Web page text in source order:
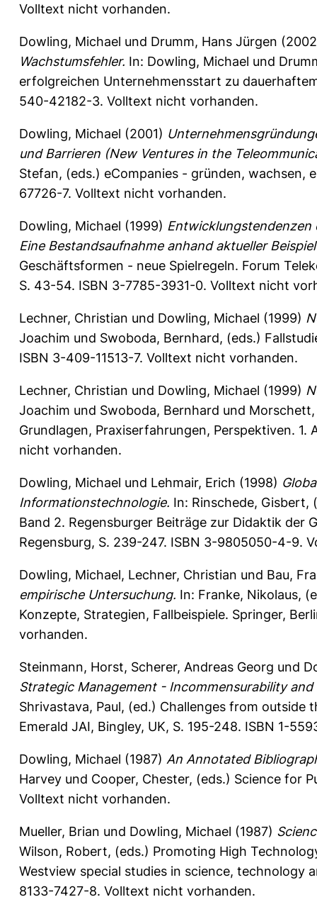
Volltext nicht vorhanden.
Dowling, Michael und Drumm, Hans Jürgen
Wachstumsfehler. In: Dowling, Michael und
erfolgreichen Unternehmensstart zu
540-42182-3. Volltext nicht vorhanden.
Dowling, Michael (2001)
und Barrieren (New Ventures in the
Stefan, (eds.) eCompanies - gründen, wachsen,
67726-7. Volltext nicht vorhanden.
Dowling, Michael (1999) Entwicklungstendenzen
Eine Bestandsaufnahme anhand aktueller
Geschäftsformen - neue Spielregeln. Forum
S. 43-54. ISBN 3-7785-3931-0. Volltext nicht
Lechner, Christian und Dowling, Michael (1999)
Joachim und Swoboda, Bernhard, (eds.)
ISBN 3-409-11513-7. Volltext nicht vorhanden.
Lechner, Christian und Dowling, Michael (1999)
Joachim und Swoboda, Bernhard und
Grundlagen, Praxiserfahrungen, Perspektiven. 1.
nicht vorhanden.
Dowling, Michael und Lehmair, Erich (1998)
Informationstechnologie. In: Rinschede, Gisbert,
Band 2. Regensburger Beiträge zur Didaktik der
Regensburg, S. 239-247. ISBN 3-9805050-4-9.
Dowling, Michael, Lechner, Christian und Bau,
empirische Untersuchung. In: Franke, Nikolaus,
Konzepte, Strategien, Fallbeispiele. Springer,
vorhanden.
Steinmann, Horst, Scherer, Andreas Georg und
Strategic Management - Incommensurability
Shrivastava, Paul, (ed.) Challenges from outside
Emerald JAI, Bingley, UK, S. 195-248. ISBN 1-
Dowling, Michael (1987) An Annotated
Harvey und Cooper, Chester, (eds.) Science for
Volltext nicht vorhanden.
Mueller, Brian und Dowling, Michael (1987)
Wilson, Robert, (eds.) Promoting High
Westview special studies in science, technology
8133-7427-8. Volltext nicht vorhanden.